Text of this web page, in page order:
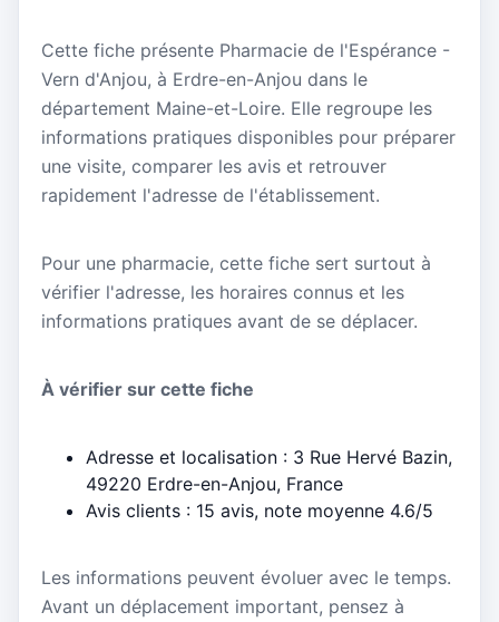
Cette fiche présente Pharmacie de l'Espérance -
Vern d'Anjou, à Erdre-en-Anjou dans le
département Maine-et-Loire. Elle regroupe les
informations pratiques disponibles pour préparer
une visite, comparer les avis et retrouver
rapidement l'adresse de l'établissement.
Pour une pharmacie, cette fiche sert surtout à
vérifier l'adresse, les horaires connus et les
informations pratiques avant de se déplacer.
À vérifier sur cette fiche
Adresse et localisation : 3 Rue Hervé Bazin,
49220 Erdre-en-Anjou, France
Avis clients : 15 avis, note moyenne 4.6/5
Les informations peuvent évoluer avec le temps.
Avant un déplacement important, pensez à